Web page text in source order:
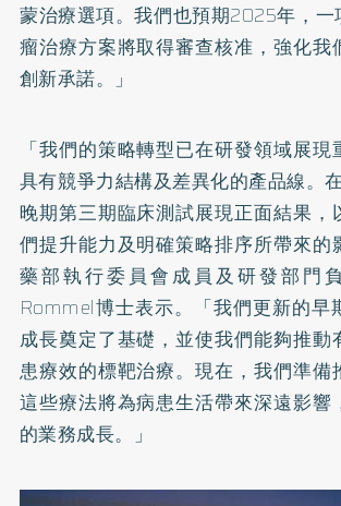
蒙治療選項。我們也預期2025年，一
瘤治療方案將取得審查核准， 強化我
創新承諾。」
「我們的策略轉型已在研發領域展
具有競爭力結構及差異化的產品線。
晚期第三期臨床測試展現正面結果，
們提升能力及明確策略排序所帶來的
藥部執行委員會成員及研發部門
Rommel博士表示。「我們更新的早
成長奠定了基礎，並使我們能夠推動
患療效的標靶治療。現在， 我們準備
這些療法將為病患生活帶來深遠影響
的業務成長。」